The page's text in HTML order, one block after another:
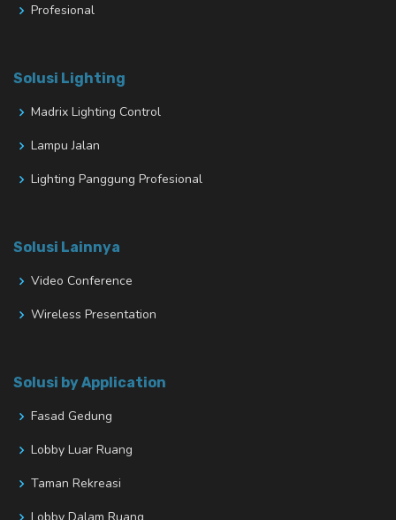
Profesional
Solusi Lighting
Madrix Lighting Control
Lampu Jalan
Lighting Panggung Profesional
Solusi Lainnya
Video Conference
Wireless Presentation
Solusi by Application
Fasad Gedung
Lobby Luar Ruang
Taman Rekreasi